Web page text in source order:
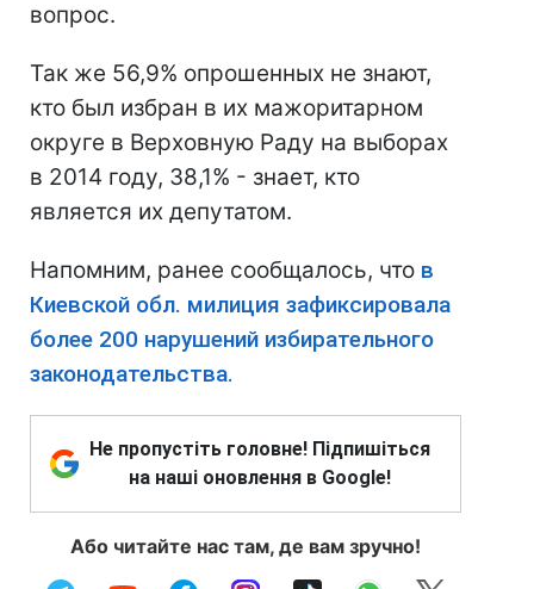
вопрос.
Так же 56,9% опрошенных не знают,
кто был избран в их мажоритарном
округе в Верховную Раду на выборах
в 2014 году, 38,1% - знает, кто
является их депутатом.
Напомним, ранее сообщалось, что в
Киевской обл. милиция зафиксировала
более 200 нарушений избирательного
законодательства.
Не пропустіть головне! Підпишіться
на наші оновлення в Google!
Або читайте нас там, де вам зручно!